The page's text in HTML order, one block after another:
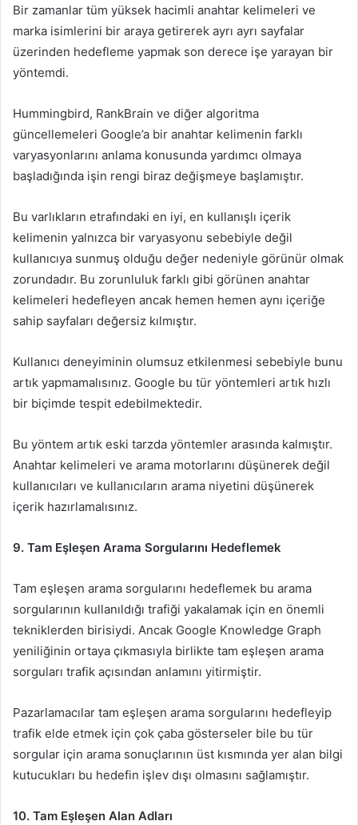
Bir zamanlar tüm yüksek hacimli anahtar kelimeleri ve
marka isimlerini bir araya getirerek ayrı ayrı sayfalar
üzerinden hedefleme yapmak son derece işe yarayan bir
yöntemdi.
Hummingbird, RankBrain ve diğer algoritma
güncellemeleri Google’a bir anahtar kelimenin farklı
varyasyonlarını anlama konusunda yardımcı olmaya
başladığında işin rengi biraz değişmeye başlamıştır.
Bu varlıkların etrafındaki en iyi, en kullanışlı içerik
kelimenin yalnızca bir varyasyonu sebebiyle değil
kullanıcıya sunmuş olduğu değer nedeniyle görünür olmak
zorundadır. Bu zorunluluk farklı gibi görünen anahtar
kelimeleri hedefleyen ancak hemen hemen aynı içeriğe
sahip sayfaları değersiz kılmıştır.
Kullanıcı deneyiminin olumsuz etkilenmesi sebebiyle bunu
artık yapmamalısınız. Google bu tür yöntemleri artık hızlı
bir biçimde tespit edebilmektedir.
Bu yöntem artık eski tarzda yöntemler arasında kalmıştır.
Anahtar kelimeleri ve arama motorlarını düşünerek değil
kullanıcıları ve kullanıcıların arama niyetini düşünerek
içerik hazırlamalısınız.
9. Tam Eşleşen Arama Sorgularını Hedeflemek
Tam eşleşen arama sorgularını hedeflemek bu arama
sorgularının kullanıldığı trafiği yakalamak için en önemli
tekniklerden birisiydi. Ancak Google Knowledge Graph
yeniliğinin ortaya çıkmasıyla birlikte tam eşleşen arama
sorguları trafik açısından anlamını yitirmiştir.
Pazarlamacılar tam eşleşen arama sorgularını hedefleyip
trafik elde etmek için çok çaba gösterseler bile bu tür
sorgular için arama sonuçlarının üst kısmında yer alan bilgi
kutucukları bu hedefin işlev dışı olmasını sağlamıştır.
10. Tam Eşleşen Alan Adları